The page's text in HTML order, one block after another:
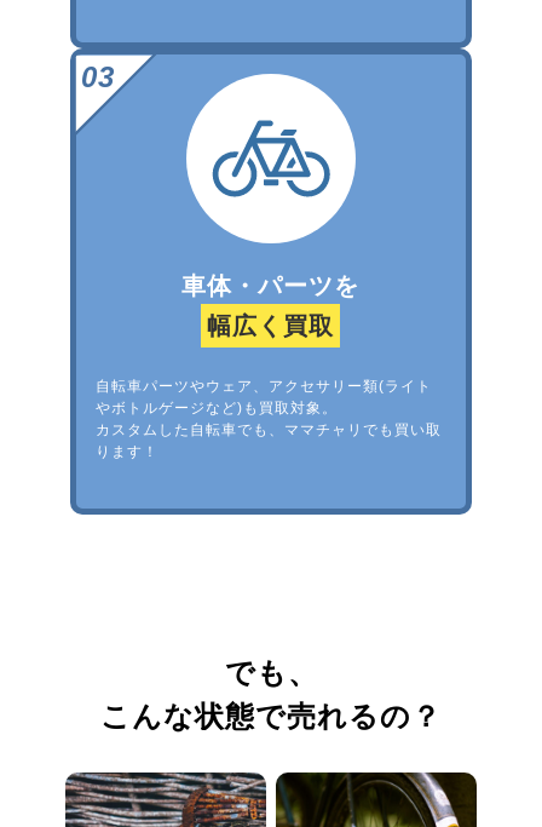
車体・パーツを
幅広く買取
自転車パーツやウェア、アクセサリー類(ライト
やボトルゲージなど)も買取対象。
カスタムした自転車でも、ママチャリでも買い取
ります！
でも、
こんな状態で売れるの？